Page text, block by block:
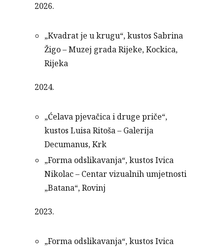
2026.
„Kvadrat je u krugu“, kustos Sabrina
Žigo – Muzej grada Rijeke, Kockica,
Rijeka
2024.
„Ćelava pjevačica i druge priče“,
kustos Luisa Ritoša – Galerija
Decumanus, Krk
„Forma odslikavanja“, kustos Ivica
Nikolac – Centar vizualnih umjetnosti
„Batana“, Rovinj
2023.
„Forma odslikavanja“, kustos Ivica